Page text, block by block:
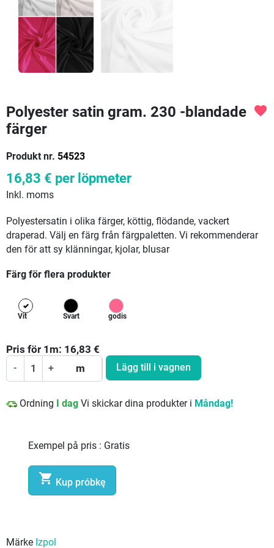
Polyester satin gram. 230 -blandade
färger
Produkt nr. 54523
favorite
16,83 € per löpmeter
Inkl. moms
Polyestersatin i olika färger, köttig, flödande, vackert
draperad. Välj en färg från färgpaletten. Vi rekommenderar
den för att sy klänningar, kjolar, blusar
Färg för flera produkter
Vit Svart godis
Pris för 1 m: 16,83 €
- + m Lägg till i vagnen
Ordning I dag Vi skickar dina produkter i Måndag!
Exempel på pris : Gratis
 Kup próbkę
Märke Izpol